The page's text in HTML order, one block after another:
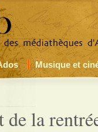
Musique et
de la